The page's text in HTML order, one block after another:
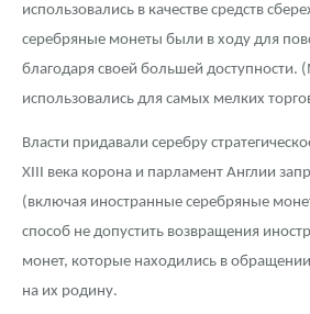
использовались в качестве средств
серебряные монеты были в ходу для
благодаря своей большей
использовались для самых мелких
Власти придавали серебру
XIII века корона и парламент Англии
(включая иностранные серебряные
способ не допустить возвращения
монет, которые находились в
на их родину.